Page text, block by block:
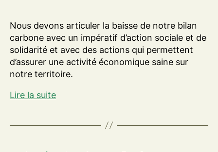
Nous devons articuler la baisse de notre bilan
carbone avec un impératif d’action sociale et de
solidarité et avec des actions qui permettent
d’assurer une activité économique saine sur
notre territoire.
Lire la suiteCompte